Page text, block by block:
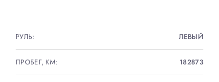
РУЛЬ: ЛЕВЫЙ
ПРОБЕГ, КМ: 182873